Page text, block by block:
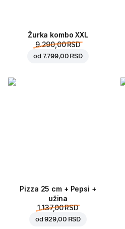
Žurka kombo XXL
9.290,00 RSD
od 7.799,00 RSD
Pizza 25 cm + Pepsi +
užina
1.137,00 RSD
od929,00 RSD